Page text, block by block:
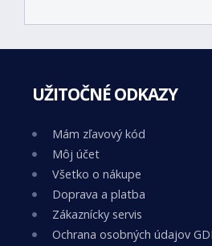
UŽITOČNÉ ODKAZY
Mám zľavový kód
Môj účet
Všetko o nákupe
Doprava a platba
Zákaznícky servis
Ochrana osobných údajov